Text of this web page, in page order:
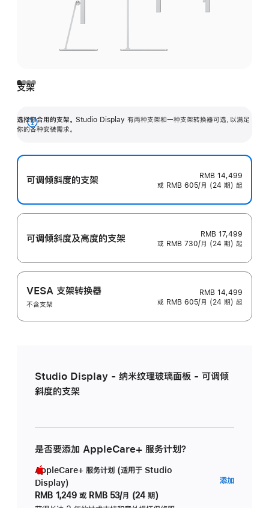
支架
选择你合用的支架。 Studio Display 有两种支架和一种支架转换器可选，以满足
你的各种安装需求。
展
可调倾斜度的支架
RMB 14,499
或 RMB 605/月 (24 期) 起
可调倾斜度及高‍度的支‍架
RMB 17,499
或 RMB 730/月 (24 期) 起
VESA 支架转换器
不含支架
RMB 14,499
或 RMB 605/月 (24 期) 起
Studio Display - 纳米纹理玻璃面板 - 可调倾
斜度的支架
是否要添加 AppleCare+ 服务计划？
AppleCare+ 服务计划 (适用于 Studio
Display)
RMB 1,249 或 RMB 53/月 (24 期)
添加